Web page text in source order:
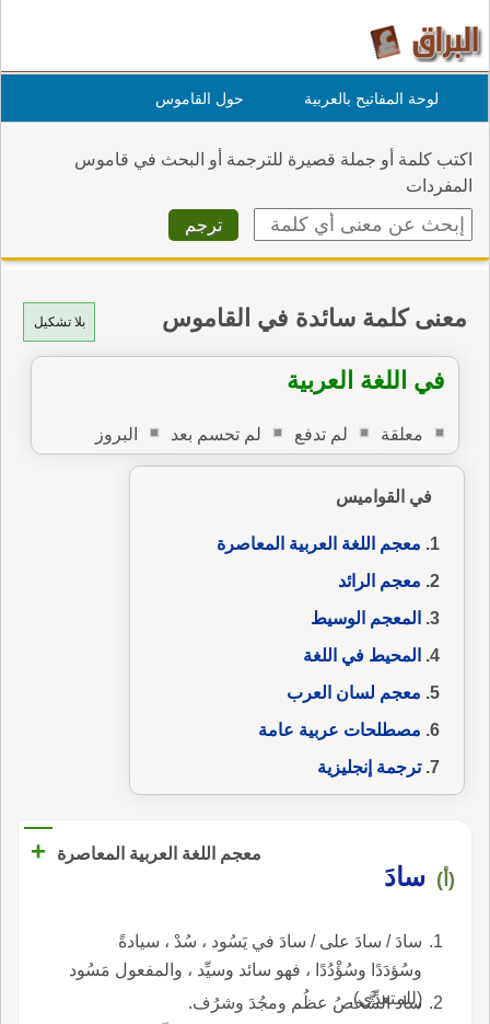
لوحة المفاتيح بالعربية حول القاموس
اكتب كلمة أو جملة قصيرة للترجمة أو البحث في قاموس
المفردات
بلا تشكيل معنى كلمة سائدة في القاموس
في اللغة العربية
معلقة لم تدفع لم تحسم بعد البروز
في القواميس
معجم اللغة العربية المعاصرة
معجم الرائد
المعجم الوسيط
المحيط في اللغة
معجم لسان العرب
مصطلحات عربية عامة
ترجمة إنجليزية
معجم اللغة العربية المعاصرة +
(أ) سادَ
سادَ / سادَ على / سادَ في يَسُود ، سُدْ ، سيادةً
وسُؤدَدًا وسُؤْدُدًا ، فهو سائد وسيِّد ، والمفعول مَسُود
(للمتعدِّي).
ساد الشَّخصُ عظُم ومجُدَ وشرُف.